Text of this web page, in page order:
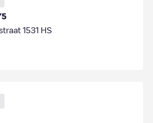
1531 HS